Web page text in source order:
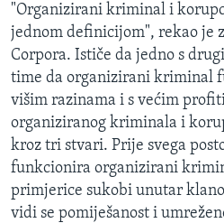
Jezici
"Organizirani kriminal i
jednom definicijom", rekao je
Corpora. Ističe da jedno s
time da organizirani kriminal
višim razinama i s većim
organiziranog kriminala i
kroz tri stvari. Prije svega
funkcionira organizirani
primjerice sukobi unutar
vidi se pomiješanost i